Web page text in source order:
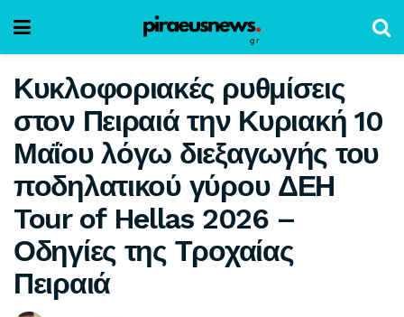
Κυκλοφοριακές ρυθμίσεις
στον Πειραιά την Κυριακή 10
Μαΐου λόγω διεξαγωγής του
ποδηλατικού γύρου ΔΕΗ
Tour of Hellas 2026 –
Οδηγίες της Τροχαίας
Πειραιά